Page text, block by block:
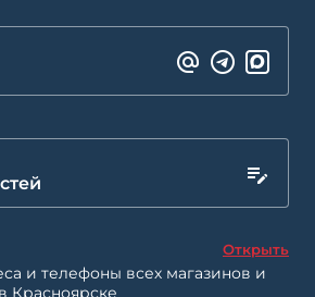
Открыть
и телефоны всех магазинов и
Красноярске